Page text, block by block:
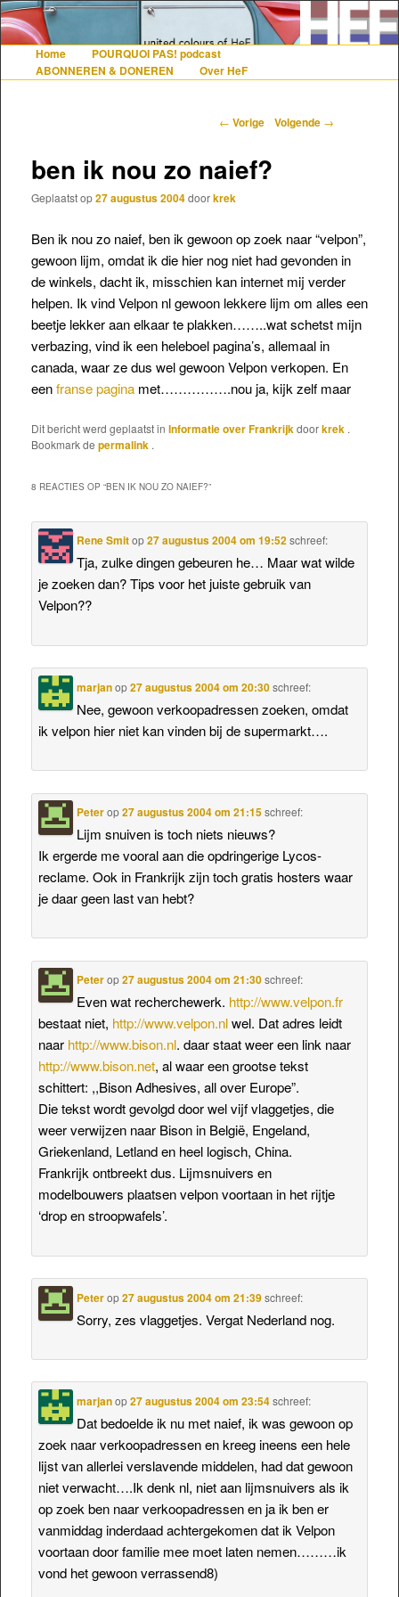
De gezelligste website voor Nederlanders die iets met Frankrijk hebben
HoofdmenuSpring naar de primaire inhoud
Spring naar de secundaire inhoud
Home
POURQUOI PAS! podcast
ABONNEREN & DONEREN
Over HeF
Berichtnavigatie
← Vorige Volgende →
ben ik nou zo naief?
Geplaatst op27 augustus 2004doorkrek
Ben ik nou zo naief, ben ik gewoon op zoek naar “velpon”,
gewoon lijm, omdat ik die hier nog niet had gevonden in
de winkels, dacht ik, misschien kan internet mij verder
helpen. Ik vind Velpon nl gewoon lekkere lijm om alles een
beetje lekker aan elkaar te plakken……..wat schetst mijn
verbazing, vind ik een heleboel pagina’s, allemaal in
canada, waar ze dus wel gewoon Velpon verkopen. En
eenfranse pagina met…………….nou ja, kijk zelf maar
Dit bericht werd geplaatst in Informatie over Frankrijkdoorkrek .
Bookmark de permalink .
8 REACTIES OP “BEN IK NOU ZO NAIEF?”
Rene Smitop27 augustus 2004 om 19:52 schreef:
Tja, zulke dingen gebeuren he… Maar wat wilde
je zoeken dan? Tips voor het juiste gebruik van
Velpon??
marjanop27 augustus 2004 om 20:30 schreef:
Nee, gewoon verkoopadressen zoeken, omdat
ik velpon hier niet kan vinden bij de supermarkt….
Peterop27 augustus 2004 om 21:15 schreef:
Lijm snuiven is toch niets nieuws?
Ik ergerde me vooral aan die opdringerige Lycos-
reclame. Ook in Frankrijk zijn toch gratis hosters waar
je daar geen last van hebt?
Peterop27 augustus 2004 om 21:30 schreef:
Even wat recherchewerk. http://www.velpon.fr
bestaat niet, http://www.velpon.nlwel. Dat adres leidt
naar http://www.bison.nl. daar staat weer een link naar
http://www.bison.net, al waar een grootse tekst
schittert: ,,Bison Adhesives, all over Europe”.
Die tekst wordt gevolgd door wel vijf vlaggetjes, die
weer verwijzen naar Bison in België, Engeland,
Griekenland, Letland en heel logisch, China.
Frankrijk ontbreekt dus. Lijmsnuivers en
modelbouwers plaatsen velpon voortaan in het rijtje
‘drop en stroopwafels’.
Peterop27 augustus 2004 om 21:39 schreef:
Sorry, zes vlaggetjes. Vergat Nederland nog.
marjanop27 augustus 2004 om 23:54 schreef:
Dat bedoelde ik nu met naief, ik was gewoon op
zoek naar verkoopadressen en kreeg ineens een hele
lijst van allerlei verslavende middelen, had dat gewoon
niet verwacht….Ik denk nl, niet aan lijmsnuivers als ik
op zoek ben naar verkoopadressen en ja ik ben er
vanmiddag inderdaad achtergekomen dat ik Velpon
voortaan door familie mee moet laten nemen………ik
vond het gewoon verrassend8)